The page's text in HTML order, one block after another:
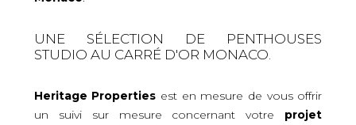
UNE SÉLECTION DE PENTHOUSES
STUDIO AU CARRÉ D'OR MONACO.
Heritage Properties est en mesure de vous offrir
un suivi sur mesure concernant votre projet